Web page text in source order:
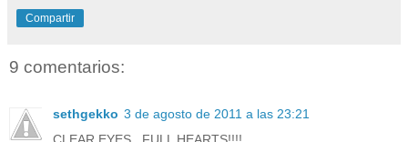
Compartir
9 comentarios:
sethgekko 3 de agosto de 2011 a las 23:21